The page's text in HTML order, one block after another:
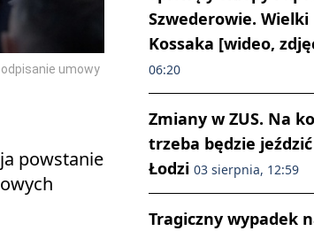
umowy
powstanie
Szwederowie.
Kossaka [wideo,
06:20
Zmiany w ZUS. Na
trzeba będzie
Łodzi 03 sierpnia, 12:59
Tragiczny wypadek